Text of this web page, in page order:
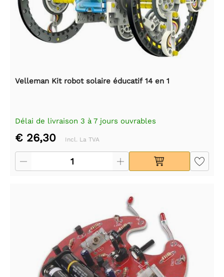
Velleman Kit robot solaire éducatif 14 en 1
Délai de livraison 3 à 7 jours ouvrables
€ 26,30 Incl. La TVA